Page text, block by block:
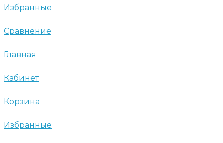
Избранные
Сравнение
Главная
Кабинет
Корзина
Избранные